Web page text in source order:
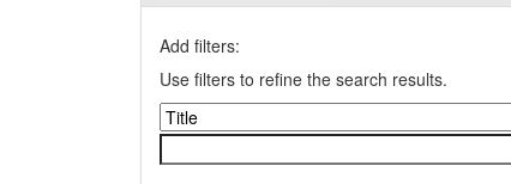
Add filters:
Use filters to refine the search results.